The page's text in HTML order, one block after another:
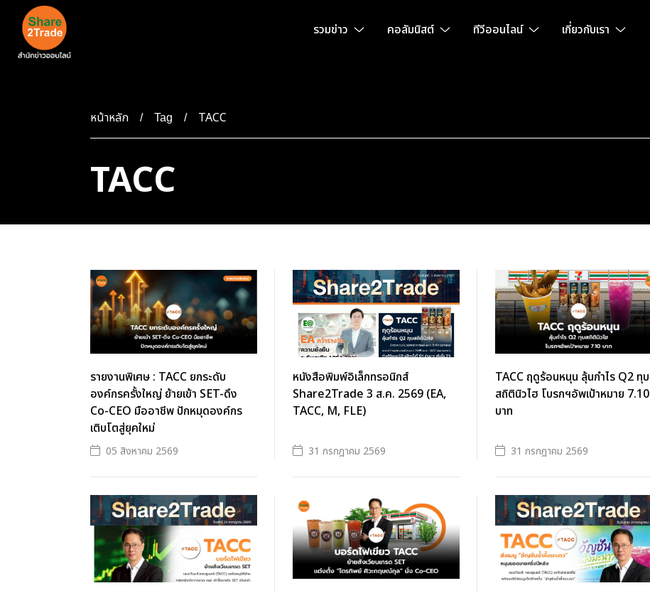
รวมข่าว คอลัมนิสต์ ทีวีออนไลน์ เกี่ยวกับเรา
หน้าหลัก Tag TACC
TACC
รายงานพิเศษ : TACC ยกระดับ
องค์กรครั้งใหญ่ ย้ายเข้า SET-ดึง
Co-CEO มืออาชีพ ปักหมุดองค์กร
เติบโตสู่ยุคใหม่
05 สิงหาคม 2569
หนังสือพิมพ์อิเล็กทรอนิกส์
Share2Trade 3 ส.ค. 2569 (EA,
TACC, M, FLE)
31 กรกฎาคม 2569
TACC ฤดูร้อนหนุน ลุ้นกำไร Q2 ทุบ
สถิตินิวไฮ โบรกฯอัพเป้าหมาย 7.10
บาท
31 กรกฎาคม 2569